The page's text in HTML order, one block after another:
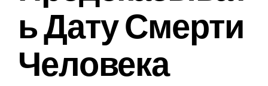
Ь Дату Смерти
Человека